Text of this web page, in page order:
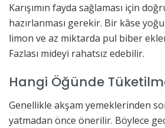
Karışımın fayda sağlaması için
hazırlanması gerekir. Bir kâse
limon ve az miktarda pul biber
Fazlası mideyi rahatsız edebilir.
Hangi Öğünde
Genellikle akşam yemeklerinden
yatmadan önce önerilir. Böylece